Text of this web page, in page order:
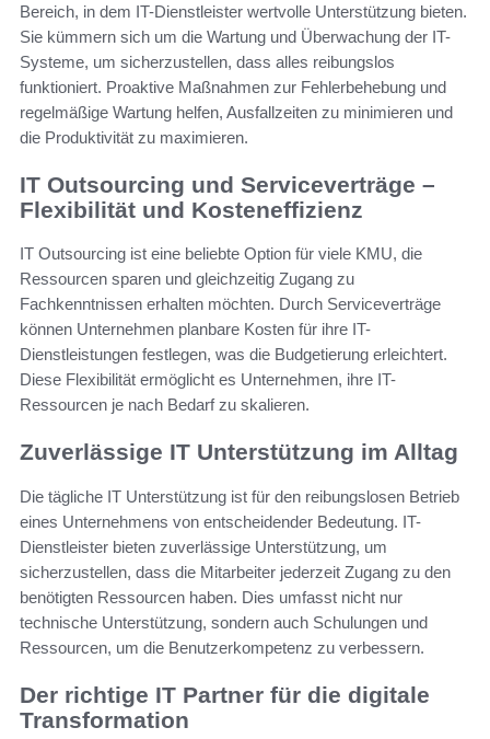
Bereich, in dem IT-Dienstleister wertvolle Unterstützung bieten.
Sie kümmern sich um die Wartung und Überwachung der IT-
Systeme, um sicherzustellen, dass alles reibungslos
funktioniert. Proaktive Maßnahmen zur Fehlerbehebung und
regelmäßige Wartung helfen, Ausfallzeiten zu minimieren und
die Produktivität zu maximieren.
IT Outsourcing und Serviceverträge –
Flexibilität und Kosteneffizienz
IT Outsourcing ist eine beliebte Option für viele KMU, die
Ressourcen sparen und gleichzeitig Zugang zu
Fachkenntnissen erhalten möchten. Durch Serviceverträge
können Unternehmen planbare Kosten für ihre IT-
Dienstleistungen festlegen, was die Budgetierung erleichtert.
Diese Flexibilität ermöglicht es Unternehmen, ihre IT-
Ressourcen je nach Bedarf zu skalieren.
Zuverlässige IT Unterstützung im Alltag
Die tägliche IT Unterstützung ist für den reibungslosen Betrieb
eines Unternehmens von entscheidender Bedeutung. IT-
Dienstleister bieten zuverlässige Unterstützung, um
sicherzustellen, dass die Mitarbeiter jederzeit Zugang zu den
benötigten Ressourcen haben. Dies umfasst nicht nur
technische Unterstützung, sondern auch Schulungen und
Ressourcen, um die Benutzerkompetenz zu verbessern.
Der richtige IT Partner für die digitale
Transformation